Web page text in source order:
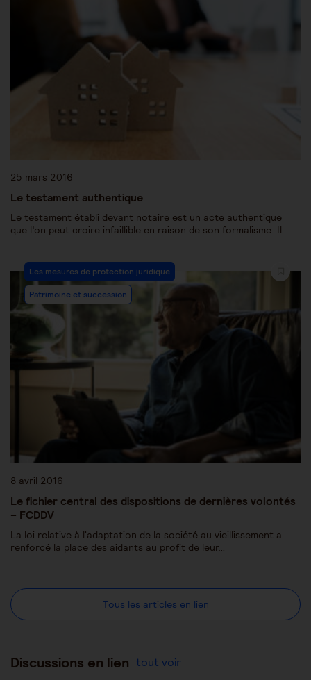
25 mars 2016
Le testament authentique
Le testament établi devant notaire est un acte authentique
que l’on peut croire infaillible en raison de son formalisme. Il…
Les mesures de protection juridique
Patrimoine et succession
8 avril 2016
Le fichier central des dispositions de dernières volontés
– FCDDV
La loi relative à l'adaptation de la société au vieillissement a
renforcé la place des aidants au profit de leur…
Tous les articles en lien
Discussions en lien tout voir